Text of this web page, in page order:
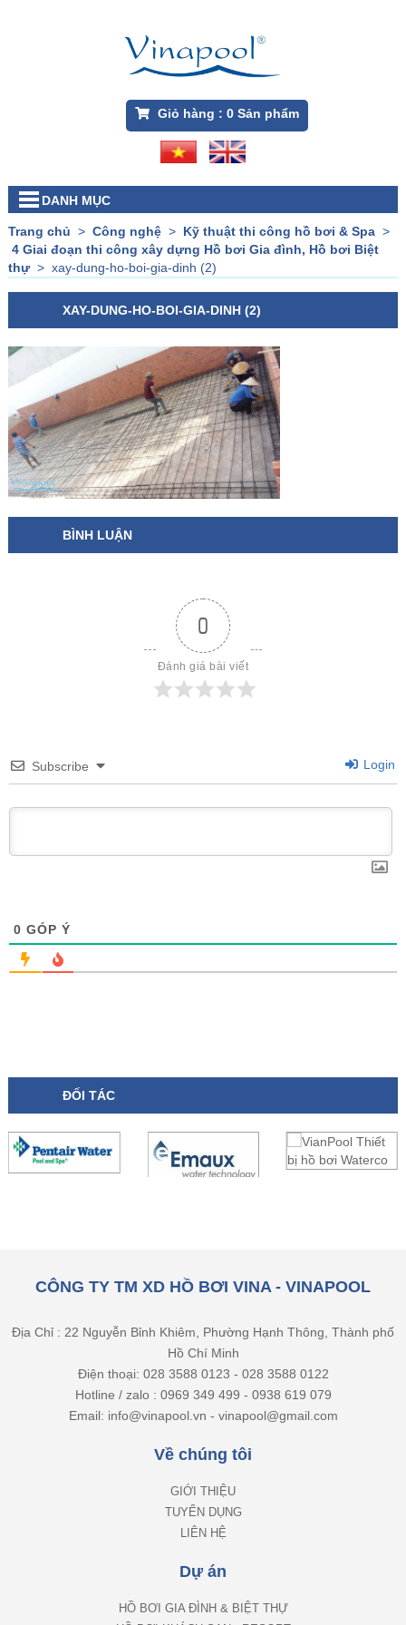
Giỏ hàng : 0Sản phẩm
DANH MỤC
Trang chủ > Công nghệ> Kỹ thuật thi công hồ bơi & Spa>
4 Giai đoạn thi công xây dựng Hồ bơi Gia đình, Hồ bơi Biệt
thự> xay-dung-ho-boi-gia-dinh (2)
XAY-DUNG-HO-BOI-GIA-DINH (2)
BÌNH LUẬN
0
Đánh giá bài viết
Subscribe Login
0 GÓP Ý
ĐỐI TÁC
CÔNG TY TM XD HỒ BƠI VINA - VINAPOOL
Địa Chỉ : 22 Nguyễn Bỉnh Khiêm, Phường Hạnh Thông, Thành phố
Hồ Chí Minh
Điện thoại: 028 3588 0123 - 028 3588 0122
Hotline / zalo : 0969 349 499 - 0938 619 079
Email: info@vinapool.vn - vinapool@gmail.com
Về chúng tôi
GIỚI THIỆU
TUYỂN DỤNG
LIÊN HỆ
Dự án
HỒ BƠI GIA ĐÌNH & BIỆT THỰ